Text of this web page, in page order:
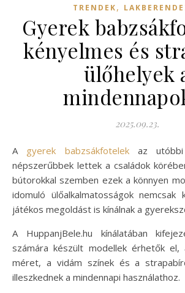
TRENDEK,
Gyerek
kényelmes és
ülőhelyek
2025.09.23.
A gyerek babzsákfotelekaz utóbbi
népszerűbbek lettek a családok
bútorokkal szemben ezek a könnyen
idomuló ülőalkalmatosságok nemcsak
játékos megoldást is kínálnak a
A HuppanjBele.hu kínálatában
számára készült modellek érhetők el,
méret, a vidám színek és a
illeszkednek a mindennapi használathoz.